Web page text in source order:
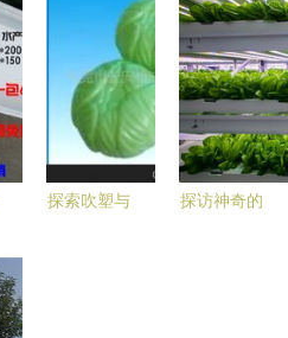
日本中小学
的营养午餐
之旅
探索吹塑与
探访神奇的